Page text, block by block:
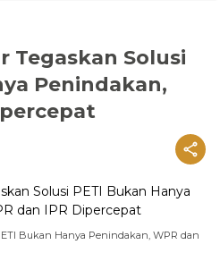
Tegaskan Solusi
Penindakan,
Bukan Hanya Penindakan, WPR dan